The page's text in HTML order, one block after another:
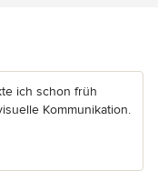
ich schon früh
Kommunikation.